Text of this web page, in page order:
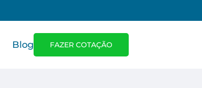
Blog FAZER COTAÇÃO